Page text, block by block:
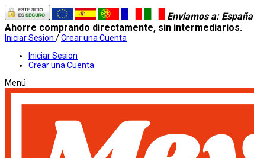
Enviamos a:
Ahorre comprando directamente, sin intermediarios.
Iniciar Sesion /Crear una Cuenta
Iniciar Sesion
Crear una Cuenta
Menú